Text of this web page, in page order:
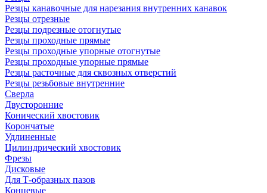
Резцы канавочные для нарезания внутренних канавок
Резцы отрезные
Резцы подрезные отогнутые
Резцы проходные прямые
Резцы проходные упорные отогнутые
Резцы проходные упорные прямые
Резцы расточные для сквозных отверстий
Резцы резьбовые внутренние
Сверла
Двусторонние
Конический хвостовик
Корончатые
Удлиненные
Цилиндрический хвостовик
Фрезы
Дисковые
Для Т-образных пазов
Концевые